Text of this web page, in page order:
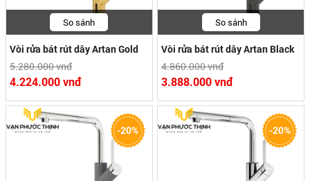
So sánh
Vòi rửa bát rút dây Artan Gold
5.280.000 vnđ
4.224.000 vnđ
So sánh
Vòi rửa bát rút dây Artan Black
4.860.000 vnđ
3.888.000 vnđ
-20% -20%